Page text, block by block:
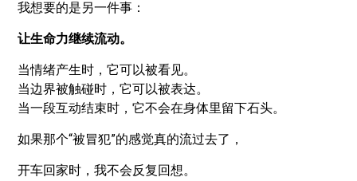
我想要的是另一件事：
让生命力继续流动。
当情绪产生时，它可以被看见。
当边界被触碰时，它可以被表达。
当一段互动结束时，它不会在身体里留下石头。
如果那个“被冒犯”的感觉真的流过去了，
开车回家时，我不会反复回想。